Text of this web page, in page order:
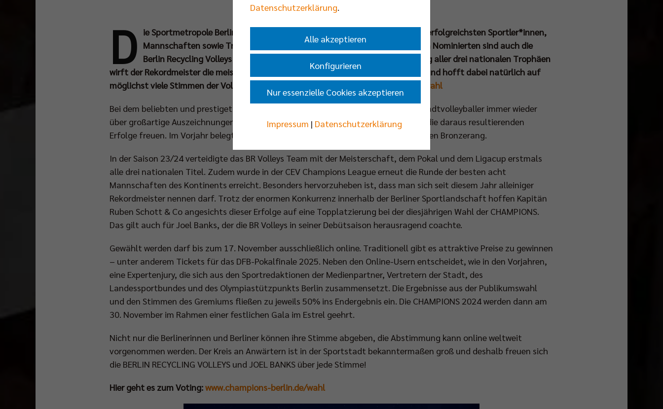
D ie Sportmetropole Berlin wählt wieder ihre CHAMPIONS! Jeder kann für die erfolgreichsten Sportler*innen,
Mannschaften sowie Trainer*innen des Jahres 2024 abstimmen. Unter den Nominierten sind auch die
Berlin Recycling Volleys und ihr Cheftrainer Joel Banks. Mit der Verteidigung aller drei nationalen Trophäen
wirft der Rekordmeister die meisten Titel-Argumente innerhalb Berlins in den Ring und hofft dabei natürlich auf
möglichst viele Stimmen der Volleyball- und Sportfans:
www.champions-berlin.de/wahl
Bei dem beliebten und prestigeträchtigen Publikumspreis durften sich die Hauptstadtvolleyballer immer wieder
über großartige Auszeichnungen für die kontinuierlich gute Arbeit des Vereins und die daraus resultierenden
Erfolge freuen. Im Vorjahr belegten die Mannschaft sowie Ex-Trainer Cedric Enard den Bronzerang.
In der Saison 23/24 verteidigte das BR Volleys Team mit der Meisterschaft, dem Pokal und dem Ligacup erstmals
alle drei nationalen Titel. Zudem wurde in der CEV Champions League erneut die Runde der besten acht
Mannschaften des Kontinents erreicht. Besonders hervorzuheben ist, dass man sich seit diesem Jahr alleiniger
Rekordmeister nennen darf. Trotz der enormen Konkurrenz innerhalb der Berliner Sportlandschaft hoffen Kapitän
Ruben Schott & Co angesichts dieser Erfolge auf eine Topplatzierung bei der diesjährigen Wahl der CHAMPIONS.
Das gilt auch für Joel Banks, der die BR Volleys in seiner Debütsaison herausragend coachte.
Gewählt werden darf bis zum 17. November ausschließlich online. Traditionell gibt es attraktive Preise zu gewinnen
– unter anderem Tickets für das DFB-Pokalfinale 2025. Neben den Online-Usern entscheidet, wie in den Vorjahren,
eine Expertenjury, die sich aus den Sportredaktionen der Medienpartner, Vertretern der Stadt, des
Landessportbundes und des Olympiastützpunkts Berlin zusammensetzt. Die Ergebnisse aus der Publikumswahl
und den Stimmen des Gremiums fließen zu jeweils 50% ins Endergebnis ein. Die CHAMPIONS 2024 werden dann am
30. November im Rahmen einer festlichen Gala im Estrel geehrt.
Nicht nur die Berlinerinnen und Berliner können ihre Stimme abgeben, die Abstimmung kann online weltweit
vorgenommen werden. Der Kreis an Anwärtern ist in der Sportstadt bekanntermaßen groß und deshalb freuen sich
die BERLIN RECYCLING VOLLEYS und JOEL BANKS über jede Stimme!
Hier geht es zum Voting:www.champions-berlin.de/wahl
Datenschutzerklärung.
Alle akzeptieren
Konfigurieren
Nur essenzielle Cookies akzeptieren
Impressum | Datenschutzerklärung